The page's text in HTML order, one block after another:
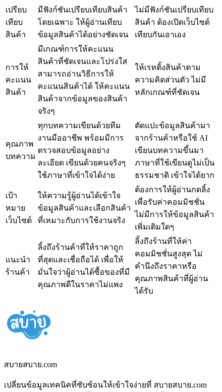
เปรียบ
เทียบ
สินค้า
มีฟังก์ชันเปรียบเทียบสินค้า
โดยเฉพาะ ให้ผู้อ่านเทียบ
ข้อมูลสินค้าได้อย่างชัดเจน
ไม่มีฟังก์ชันเปรียบเทียบ
สินค้า ต้องเปิดเว็บไซต์
เทียบกันเอาเอง
การให้
คะแนน
สินค้า
มีเกณฑ์การให้คะแนน
สินค้าที่ชัดเจนและโปร่งใส
สามารถอ่านวิธีการให้
คะแนนสินค้าได้ ให้คะแนน
สินค้าจากข้อมูลของสินค้า
จริงๆ
ให้เรทติ้งสินค้าตาม
ความคิดส่วนตัว ไม่มี
หลักเกณฑ์ที่ชัดเจน
คุณภาพ
บทความ
ทุกบทความเขียนด้วยทีม
งานมืออาชีพ พร้อมมีการ
ตรวจสอบข้อมูลอย่าง
ละเอียด เขียนด้วยคนจริงๆ
ใช้ภาษาที่เข้าใจได้ง่าย
ตัดแปะข้อมูลสินค้ามา
จากร้านค้าหรือใช้ AI
เขียนบทความขึ้นมา
ภาษาที่ใช้เขียนดูไม่เป็น
ธรรมชาติ เข้าใจได้ยาก
เป้า
หมาย
เว็บไซต์
ให้ความรู้ผู้อ่านได้เข้าใจ
ข้อมูลสินค้าและเลือกสินค้า
ที่เหมาะกับการใช้งานจริง
ต้องการให้ผู้อ่านกดลิ้ง
เพื่อรับค่าคอมมิชชั่น
ไม่มีการให้ข้อมูลสินค้า
เพิ่มเติมใดๆ
แนะนำ
ร้านค้า
ลิ้งถึงร้านค้าที่ให้ราคาถูก
ที่สุดและเชื่อถือได้ เพื่อให้
มั่นใจว่าผู้อ่านได้ซื้อของที่มี
คุณภาพดีในราคาไม่แพง
ลิ้งถึงร้านที่ให้ค่า
คอมมิชชั่นสูงสุด ไม่
คำนึงถึงราคาหรือ
คุณภาพสินค้าที่ผู้อ่าน
ได้รับ
สบายสบาย.com
เปลี่ยนข้อมูลเทคนิคที่ซับซ้อนให้เข้าใจง่ายที่ สบายสบาย.com